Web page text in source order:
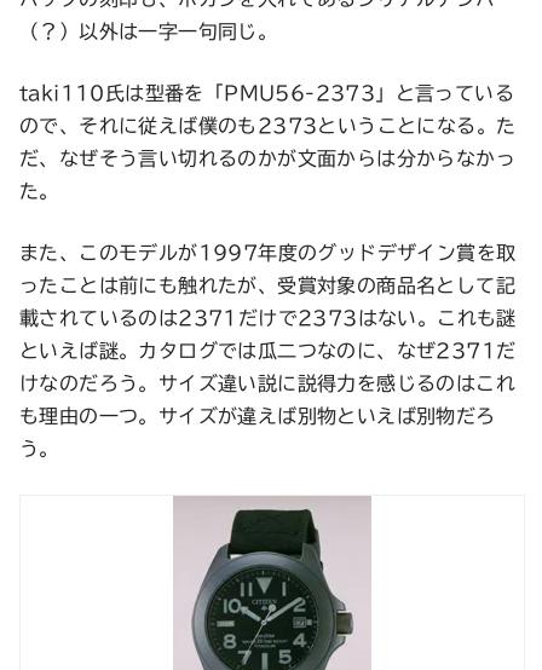
（？）以外は一字一句同じ。
taki110氏は型番を「PMU56-2373」と言っている
ので、それに従えば僕のも2373ということになる。た
だ、なぜそう言い切れるのかが文面からは分からなかっ
た。
また、このモデルが1997年度のグッドデザイン賞を取
ったことは前にも触れたが、受賞対象の商品名として記
載されているのは2371だけで2373はない。これも謎
といえば謎。カタログでは瓜二つなのに、なぜ2371だ
けなのだろう。サイズ違い説に説得力を感じるのはこれ
も理由の一つ。サイズが違えば別物といえば別物だろ
う。